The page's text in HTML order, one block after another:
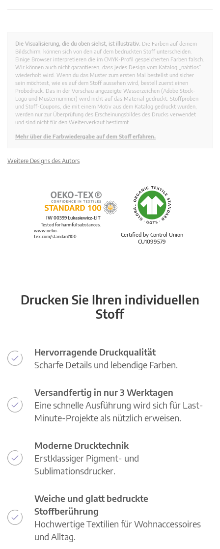
Die Visualisierung, die du oben siehst, ist illustrativ. Die Farben auf deinem
Bildschirm, können sich von den auf dem bedruckten Stoff unterscheiden.
Einige Browser interpretieren die im CMYK-Profil gespeicherten Farben falsch.
Wir können auch nicht garantieren, dass jedes Design vom Katalog „nahtlos”
wiederholt wird. Wenn du das Muster zum ersten Mal bestellst und sicher
sein möchtest, wie es auf dem Stoff aussehen wird, bestell zuerst einen
Probedruck. Das in der Vorschau angezeigte Wasserzeichen (Adobe Stock-
Logo und Musternummer) wird nicht auf das Material gedruckt. Stoffproben
und Stoff-Coupons, die mit einem Motiv aus dem Katalog gedruckt wurden,
werden nur zur Überprüfung des Erscheinungsbildes des Drucks verwendet
und sind nicht für den Weiterverkauf bestimmt.
Mehr über die Farbwiedergabe auf dem Stoff erfahren.
Weitere Designs des Autors
Certified by Control Union
CU1099579
IW 00399 Łukasiewicz-ŁIT
Tested for harmful substances.
www.oeko-
tex.com/standard100
Drucken Sie Ihren individuellen
Stoff
Hervorragende Druckqualität
Scharfe Details und lebendige Farben.
Versandfertig in nur 3 Werktagen
Eine schnelle Ausführung wird sich für Last-
Minute-Projekte als nützlich erweisen.
Moderne Drucktechnik
Erstklassiger Pigment- und
Sublimationsdrucker.
Weiche und glatt bedruckte
Stoffberührung
Hochwertige Textilien für Wohnaccessoires
und Alltag.